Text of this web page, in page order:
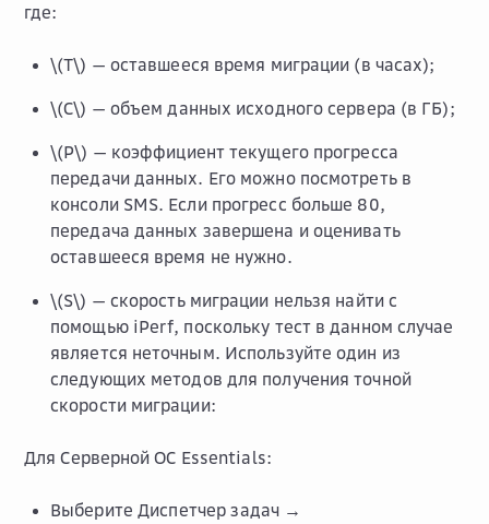
где:
\(T\) — оставшееся время миграции (в часах);
\(C\) — объем данных исходного сервера (в ГБ);
\(P\) — коэффициент текущего прогресса
передачи данных. Его можно посмотреть в
консоли SMS. Если прогресс больше 80,
передача данных завершена и оценивать
оставшееся время не нужно.
\(S\) — скорость миграции нельзя найти с
помощью iPerf, поскольку тест в данном случае
является неточным. Используйте один из
следующих методов для получения точной
скорости миграции:
Для Серверной ОС Essentials:
Выберите Диспетчер задач →